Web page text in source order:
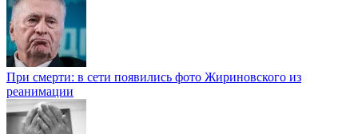
При смерти: в сети появились фото Жириновского из
реанимации